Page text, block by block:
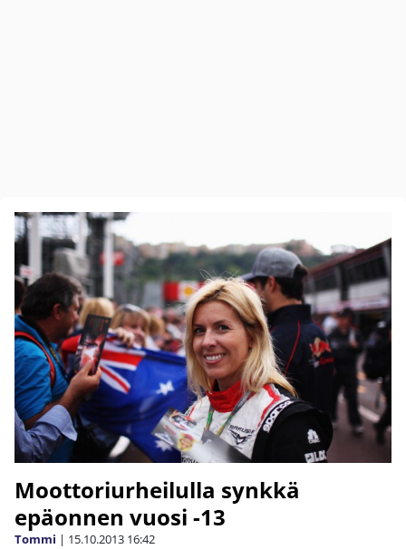
Moottoriurheilulla synkkä
epäonnen vuosi -13
Tommi | 15.10.2013 16:42